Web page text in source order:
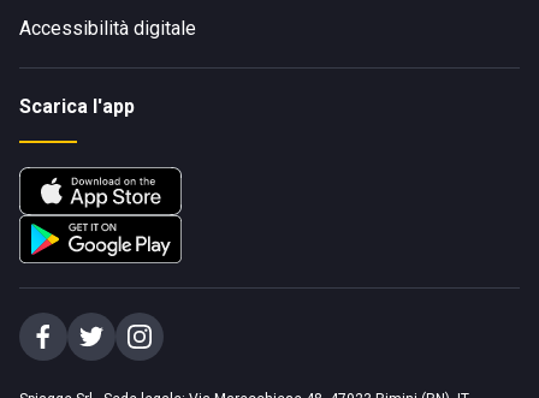
Accessibilità digitale
Scarica l'app